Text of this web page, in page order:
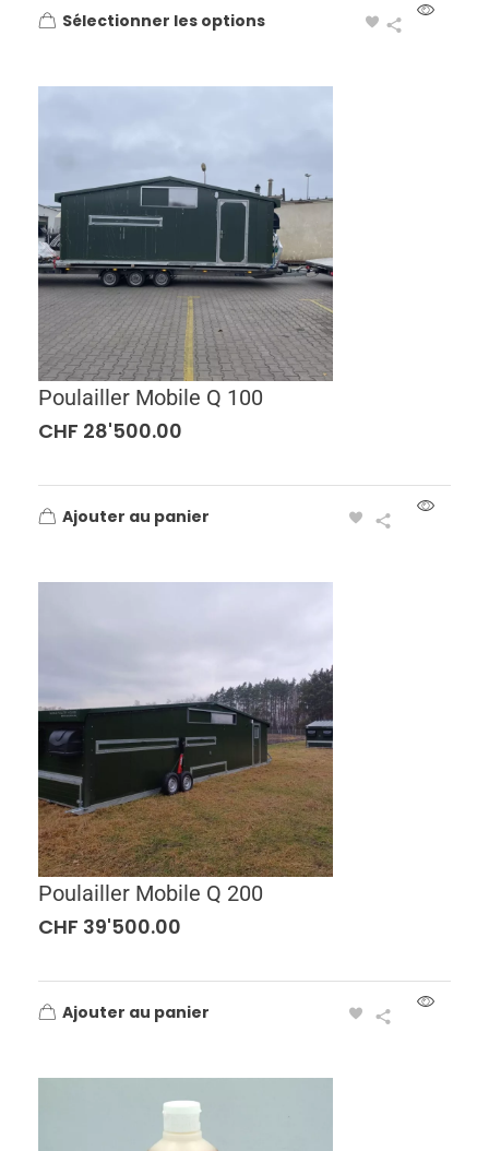
Sélectionner les options
Poulailler Mobile Q 100
CHF 28'500.00
Ajouter au panier
Poulailler Mobile Q 200
CHF 39'500.00
Ajouter au panier